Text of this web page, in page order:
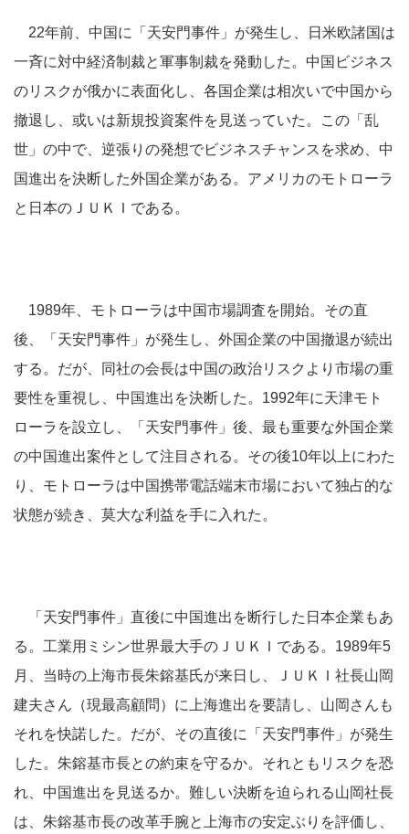
22年前、中国に「天安門事件」が発生し、日米欧諸国は
一斉に対中経済制裁と軍事制裁を発動した。中国ビジネス
のリスクが俄かに表面化し、各国企業は相次いで中国から
撤退し、或いは新規投資案件を見送っていた。この「乱
世」の中で、逆張りの発想でビジネスチャンスを求め、中
国進出を決断した外国企業がある。アメリカのモトローラ
と日本のＪＵＫＩである。
1989年、モトローラは中国市場調査を開始。その直
後、「天安門事件」が発生し、外国企業の中国撤退が続出
する。だが、同社の会長は中国の政治リスクより市場の重
要性を重視し、中国進出を決断した。1992年に天津モト
ローラを設立し、「天安門事件」後、最も重要な外国企業
の中国進出案件として注目される。その後10年以上にわた
り、モトローラは中国携帯電話端末市場において独占的な
状態が続き、莫大な利益を手に入れた。
「天安門事件」直後に中国進出を断行した日本企業もあ
る。工業用ミシン世界最大手のＪＵＫＩである。1989年5
月、当時の上海市長朱鎔基氏が来日し、ＪＵＫＩ社長山岡
建夫さん（現最高顧問）に上海進出を要請し、山岡さんも
それを快諾した。だが、その直後に「天安門事件」が発生
した。朱鎔基市長との約束を守るか。それともリスクを恐
れ、中国進出を見送るか。難しい決断を迫られる山岡社長
は、朱鎔基市長の改革手腕と上海市の安定ぶりを評価し、